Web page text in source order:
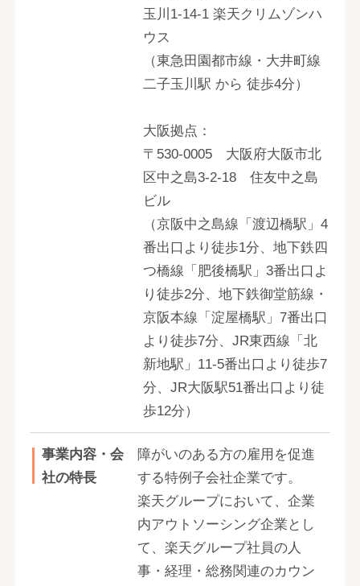
玉川1-14-1 楽天クリムゾンハ
ウス
（東急田園都市線・大井町線
二子玉川駅 から 徒歩4分）
大阪拠点：
〒530-0005 大阪府大阪市北
区中之島3-2-18 住友中之島
ビル
（京阪中之島線「渡辺橋駅」4
番出口より徒歩1分、地下鉄四
つ橋線「肥後橋駅」3番出口よ
り徒歩2分、地下鉄御堂筋線・
京阪本線「淀屋橋駅」7番出口
より徒歩7分、JR東西線「北
新地駅」11-5番出口より徒歩7
分、JR大阪駅51番出口より徒
歩12分）
事業内容・会
社の特長
障がいのある方の雇用を促進
する特例子会社企業です。
楽天グループにおいて、企業
内アウトソーシング企業とし
て、楽天グループ社員の人
事・経理・総務関連のカウン